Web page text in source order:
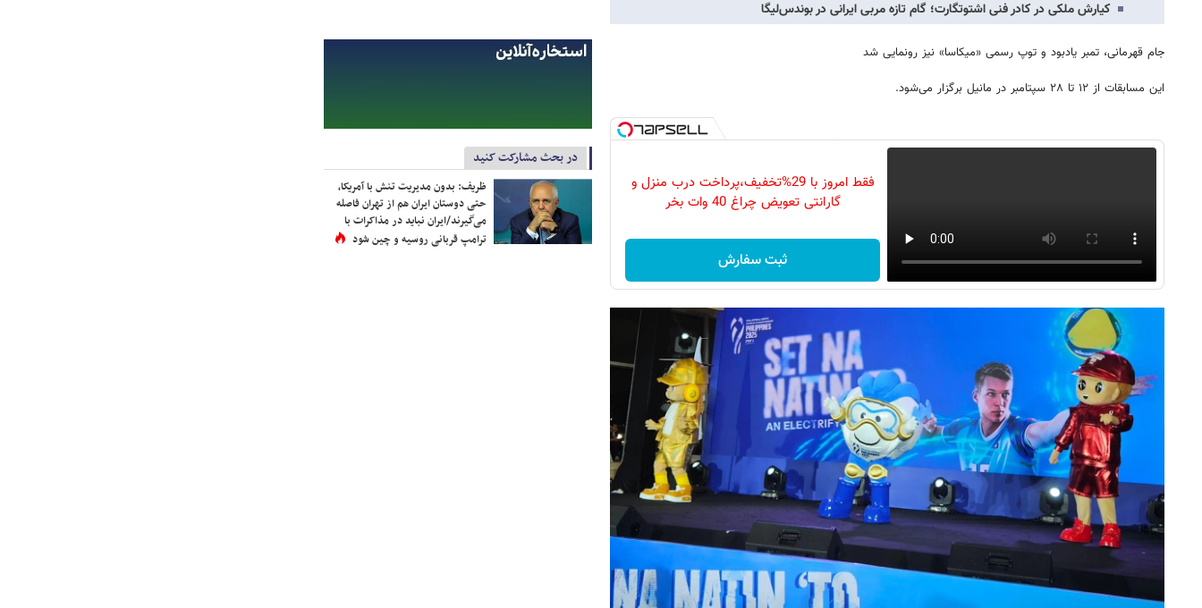
کیارش ملکی در کادر فنی اشتوتگارت؛ گام تازه مربی ایرانی در بوندس‌لیگا
جام قهرمانی، تمبر یادبود و توپ رسمی «میکاسا» نیز رونمایی شد
این مسابقات از ۱۲ تا ۲۸ سپتامبر در مانیل برگزار می‌شود.
فقط امروز با 29%تخفیف،پرداخت درب منزل و
گارانتی تعویض چراغ 40 وات بخر
ثبت سفارش
در بحث مشارکت کنید
ظریف: بدون مدیریت تنش با آمریکا،
حتی دوستان ایران هم از تهران فاصله
می‌گیرند/ایران نباید در مذاکرات با
ترامپ قربانی روسیه و چین شود